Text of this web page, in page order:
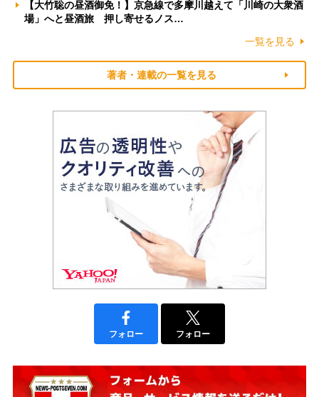
【大竹聡の昼酒御免！】京急線で多摩川越えて「川崎の大衆酒
場」へと昼酒旅 押し寄せるノス…
一覧を見る
著者・連載の一覧を見る
フォロー フォロー